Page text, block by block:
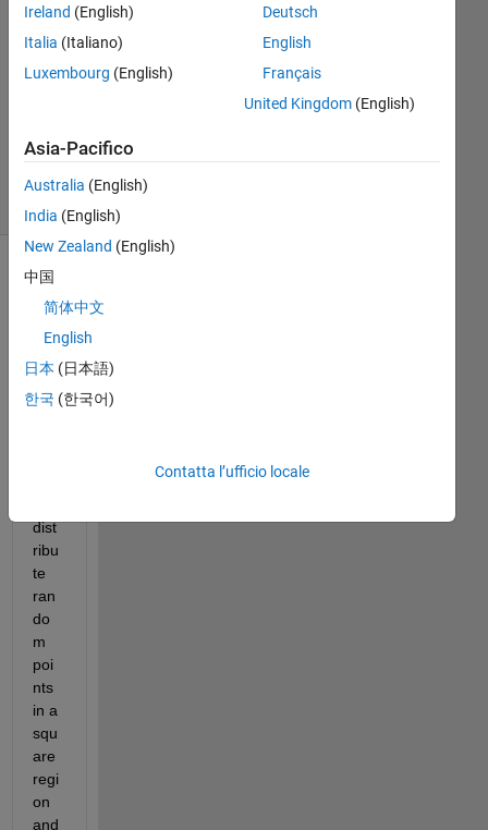
Risposta
39
Visualizzazioni
(30 giorni)
dist
ribu
te
ran
do
m
poi
nts
in a
squ
are
regi
on
and
Ireland (English)
Italia (Italiano)
Luxembourg (English)
Deutsch
English
Français
United Kingdom(English)
Asia-Pacifico
Australia (English)
India (English)
New Zealand (English)
中国
简体中文
English
日本 (日本語)
한국 (한국어)
Contatta l’ufficio locale